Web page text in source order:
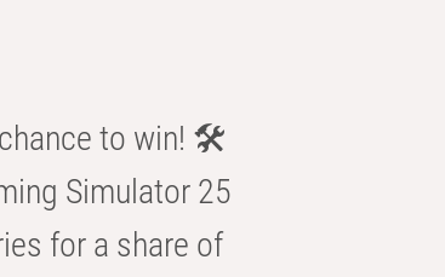
to win! 🛠️
Simulator 25
for a share of